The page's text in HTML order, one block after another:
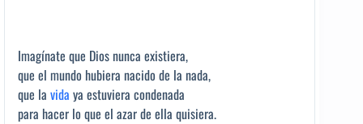
Imagínate que Dios nunca existiera,
que el mundo hubiera nacido de la nada,
que la vida ya estuviera condenada
para hacer lo que el azar de ella quisiera.